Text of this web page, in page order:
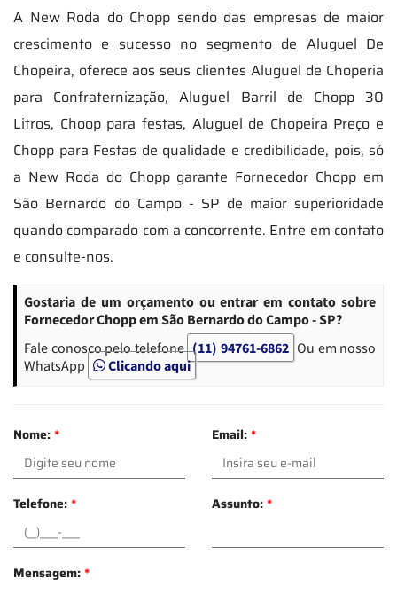
A New Roda do Chopp sendo das empresas de maior
crescimento e sucesso no segmento de Aluguel De
Chopeira, oferece aos seus clientes Aluguel de Choperia
para Confraternização, Aluguel Barril de Chopp 30
Litros, Choop para festas, Aluguel de Chopeira Preço e
Chopp para Festas de qualidade e credibilidade, pois, só
a New Roda do Chopp garante Fornecedor Chopp em
São Bernardo do Campo - SP de maior superioridade
quando comparado com a concorrente. Entre em contato
e consulte-nos.
Gostaria de um orçamento ou entrar em contato sobre
Fornecedor Chopp em São Bernardo do Campo - SP?
Fale conosco pelo telefone (11) 94761-6862 Ou em nosso
WhatsApp
Clicando aqui
Nome:* Email:*
Telefone:* Assunto:*
Mensagem:*